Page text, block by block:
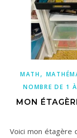
MATH,
NOMBRE DE 1
MON
Voici mon étagère qui comprend les ateliers qui travaillent